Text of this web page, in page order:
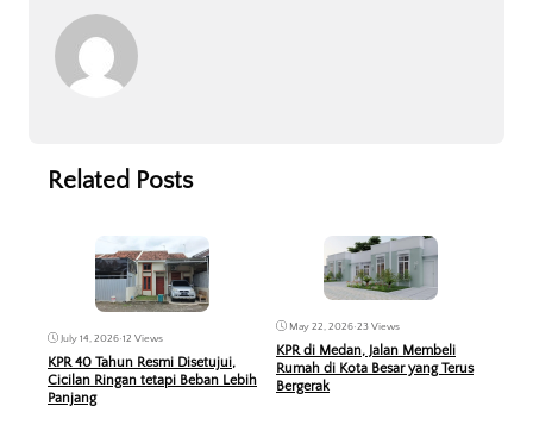
Related Posts
July 14, 2026•12 Views
KPR 40 Tahun Resmi Disetujui,
Cicilan Ringan tetapi Beban Lebih
Panjang
May 22, 2026•23 Views
KPR di Medan, Jalan Membeli
Rumah di Kota Besar yang Terus
Bergerak